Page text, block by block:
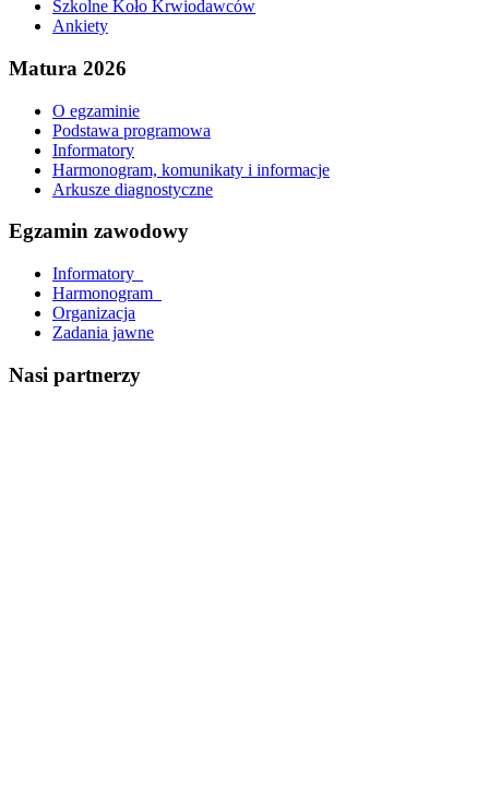
Szkolne Koło Krwiodawców
Ankiety
Matura 2026
O egzaminie
Podstawa programowa
Informatory
Harmonogram, komunikaty i informacje
Arkusze diagnostyczne
Egzamin zawodowy
Informatory_
Harmonogram_
Organizacja
Zadania jawne
Nasi partnerzy